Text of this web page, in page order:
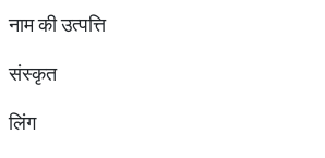
नाम की उत्पत्ति
संस्कृत
लिंग